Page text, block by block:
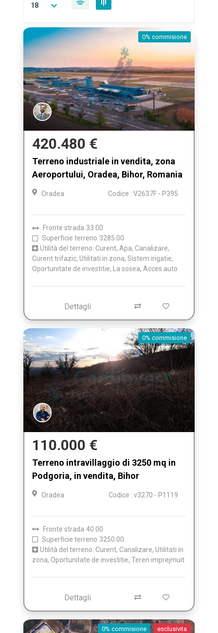
18
0% commisione
420.480 €
Terreno industriale in vendita, zona
Aeroportului, Oradea, Bihor, Romania
Oradea Codice : V2637F - P395
Fronte strada 33.00
Superficie terreno 3285.00
Utilità del terreno: Curent, Apa, Canalizare,
Curent trifazic, Utilitati in zona, Sistem irigatie,
Oportunitate de investitie, La sosea, Acces auto
Dettagli
0% commisione
110.000 €
Terreno intravillaggio di 3250 mq in
Podgoria, in vendita, Bihor
Oradea Codice : v3270 - P1119
Fronte strada 40.00
Superficie terreno 3250.00
Utilità del terreno: Curent, Canalizare, Utilitati in
zona, Oportunitate de investitie, Teren imprejmuit
Dettagli
0% commisione esclusivita